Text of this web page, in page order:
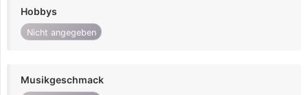
Hobbys
Nicht angegeben
Musikgeschmack